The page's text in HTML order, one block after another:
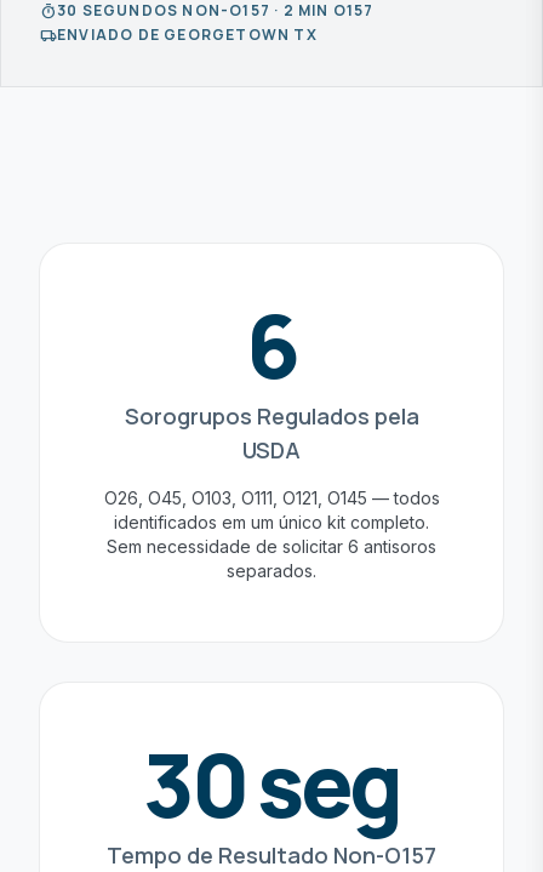
timer30 SEGUNDOS NON-O157 · 2 MIN O157
local_shippingENVIADO DE GEORGETOWN TX
6
Sorogrupos Regulados pela
USDA
O26, O45, O103, O111, O121, O145 — todos
identificados em um único kit completo.
Sem necessidade de solicitar 6 antisoros
separados.
30 seg
Tempo de Resultado Non-O157